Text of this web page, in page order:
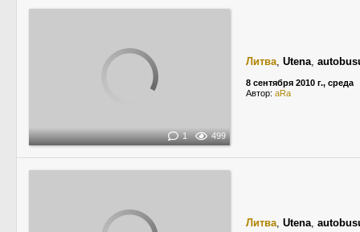
1 499
Литва, Utena,
8 сентября 2010 г., среда
Автор: aRa
Литва, Utena,